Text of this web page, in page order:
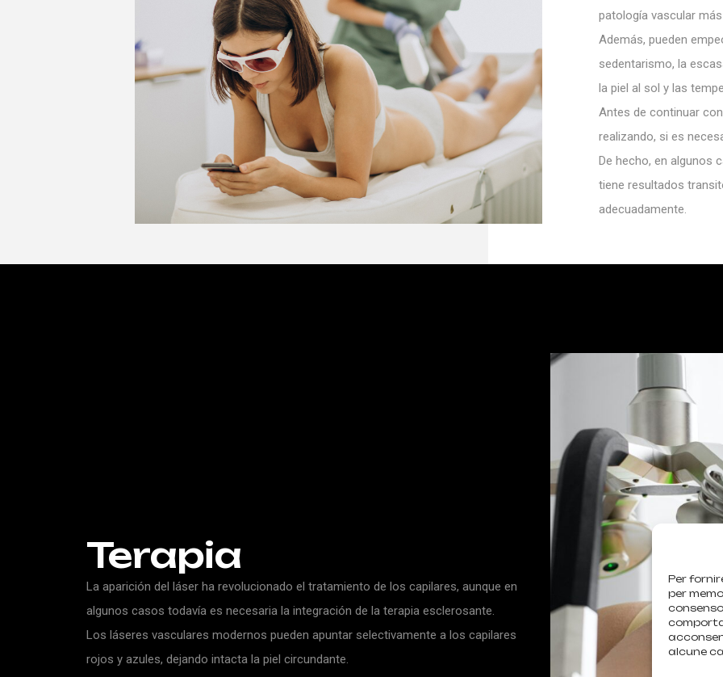
Per
per
alcune
patología vascular
Además, pueden
sedentarismo, la
la piel al sol y las
Antes de continuar
realizando, si es
De hecho, en algunos
tiene resultados
adecuadamente.
Terapia
La aparición del láser ha revolucionado el tratamiento de los capilares, aunque en
algunos casos todavía es necesaria la integración de la terapia esclerosante.
Los láseres vasculares modernos pueden apuntar selectivamente a los capilares
rojos y azules, dejando intacta la piel circundante.